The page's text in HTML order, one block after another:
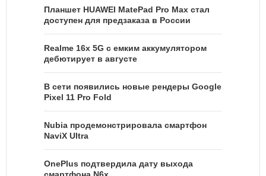
Планшет HUAWEI MatePad Pro Max стал
доступен для предзаказа в России
Realme 16x 5G с емким аккумулятором
дебютирует в августе
В сети появились новые рендеры Google
Pixel 11 Pro Fold
Nubia продемонстрировала смартфон
NaviX Ultra
OnePlus подтвердила дату выхода